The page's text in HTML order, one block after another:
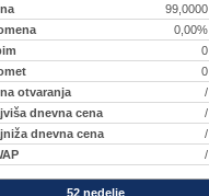
99,0000
0,00%
0
0
otvaranja
/
dnevna cena
/
dnevna cena
/
/
52 nedelje